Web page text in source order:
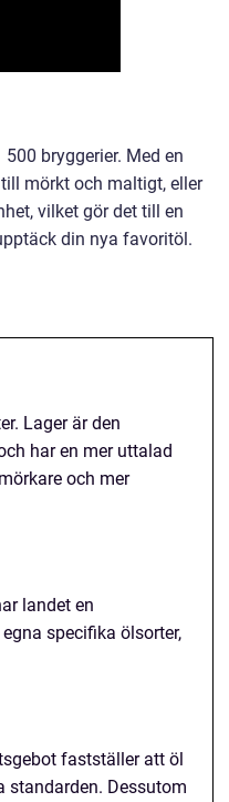
bryggerier. Med en
mörkt och maltigt, eller
vilket gör det till en
din nya favoritöl.
Lager är den
har en mer uttalad
och mer
landet en
specifika ölsorter,
fastställer att öl
standarden. Dessutom